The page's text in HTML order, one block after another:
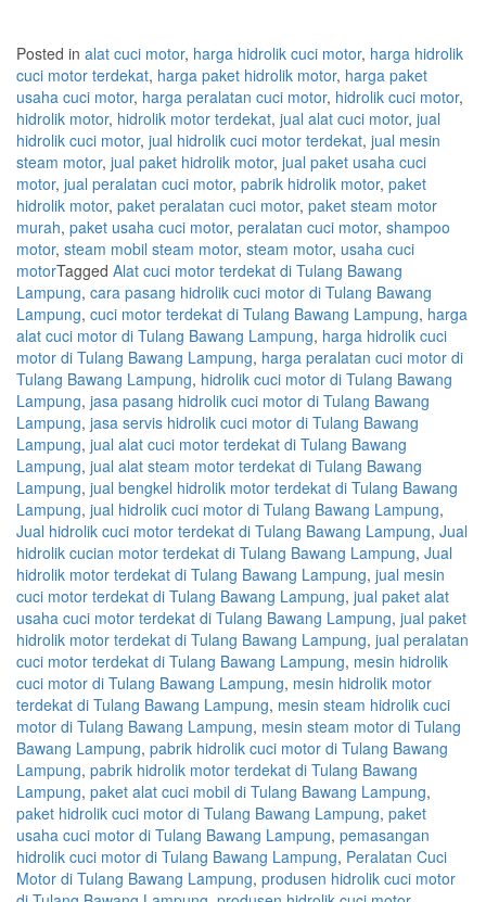
Posted in alat cuci motor, harga hidrolik cuci motor, harga hidrolik
cuci motor terdekat, harga paket hidrolik motor, harga paket
usaha cuci motor, harga peralatan cuci motor, hidrolik cuci motor,
hidrolik motor, hidrolik motor terdekat, jual alat cuci motor, jual
hidrolik cuci motor, jual hidrolik cuci motor terdekat, jual mesin
steam motor, jual paket hidrolik motor, jual paket usaha cuci
motor, jual peralatan cuci motor, pabrik hidrolik motor, paket
hidrolik motor, paket peralatan cuci motor, paket steam motor
murah, paket usaha cuci motor, peralatan cuci motor, shampoo
motor, steam mobil steam motor, steam motor, usaha cuci
motorTagged Alat cuci motor terdekat di Tulang Bawang
Lampung, cara pasang hidrolik cuci motor di Tulang Bawang
Lampung, cuci motor terdekat di Tulang Bawang Lampung, harga
alat cuci motor di Tulang Bawang Lampung, harga hidrolik cuci
motor di Tulang Bawang Lampung, harga peralatan cuci motor di
Tulang Bawang Lampung, hidrolik cuci motor di Tulang Bawang
Lampung, jasa pasang hidrolik cuci motor di Tulang Bawang
Lampung, jasa servis hidrolik cuci motor di Tulang Bawang
Lampung, jual alat cuci motor terdekat di Tulang Bawang
Lampung, jual alat steam motor terdekat di Tulang Bawang
Lampung, jual bengkel hidrolik motor terdekat di Tulang Bawang
Lampung, jual hidrolik cuci motor di Tulang Bawang Lampung,
Jual hidrolik cuci motor terdekat di Tulang Bawang Lampung, Jual
hidrolik cucian motor terdekat di Tulang Bawang Lampung, Jual
hidrolik motor terdekat di Tulang Bawang Lampung, jual mesin
cuci motor terdekat di Tulang Bawang Lampung, jual paket alat
usaha cuci motor terdekat di Tulang Bawang Lampung, jual paket
hidrolik motor terdekat di Tulang Bawang Lampung, jual peralatan
cuci motor terdekat di Tulang Bawang Lampung, mesin hidrolik
cuci motor di Tulang Bawang Lampung, mesin hidrolik motor
terdekat di Tulang Bawang Lampung, mesin steam hidrolik cuci
motor di Tulang Bawang Lampung, mesin steam motor di Tulang
Bawang Lampung, pabrik hidrolik cuci motor di Tulang Bawang
Lampung, pabrik hidrolik motor terdekat di Tulang Bawang
Lampung, paket alat cuci mobil di Tulang Bawang Lampung,
paket hidrolik cuci motor di Tulang Bawang Lampung, paket
usaha cuci motor di Tulang Bawang Lampung, pemasangan
hidrolik cuci motor di Tulang Bawang Lampung, Peralatan Cuci
Motor di Tulang Bawang Lampung, produsen hidrolik cuci motor